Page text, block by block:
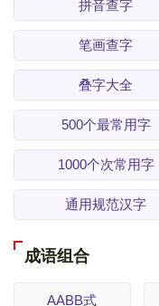
拼音查字
笔画查字
叠字大全
500个最常用字
1000个次常用字
通用规范汉字
成语组合
AABB式